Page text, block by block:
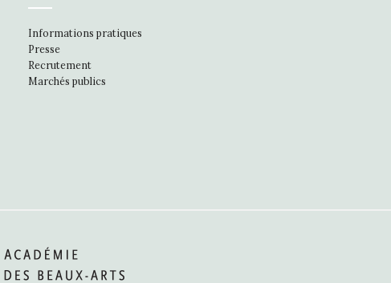
Informations pratiques
Presse
Recrutement
Marchés publics